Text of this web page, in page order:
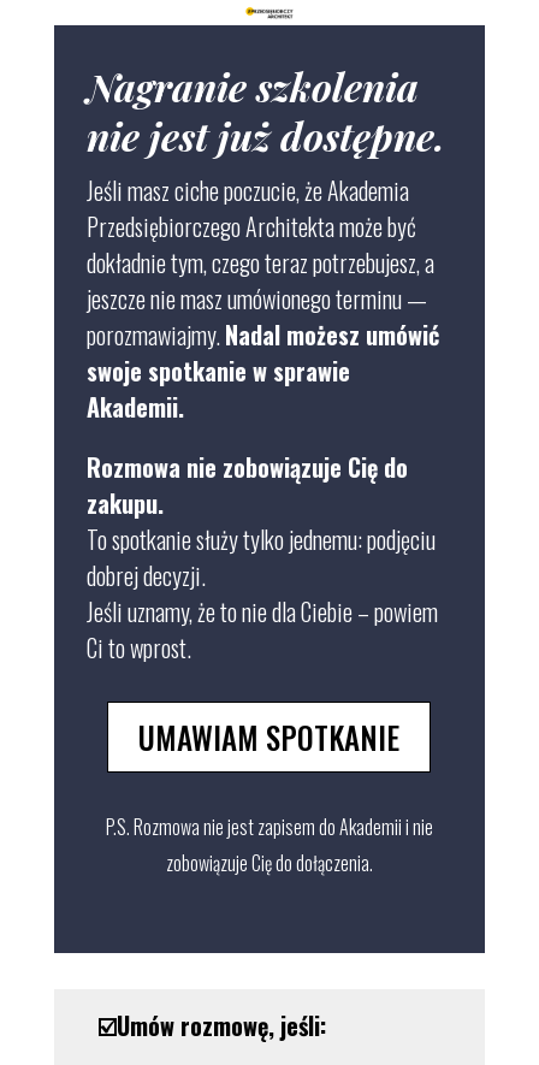
Nagranie szkolenia
nie jest już dostępne.
Jeślimasz ciche poczucie, że Akademia
Przedsiębiorczego Architekta może być
dokładnie tym, czego teraz potrzebujesz, a
jeszcze nie masz umówionego terminu —
porozmawiajmy.Nadal możesz umówić
swoje spotkanie w sprawie
Akademii.
Rozmowa nie zobowiązuje Cię do
zakupu.
To spotkanie służy tylko jednemu: podjęciu
dobrej decyzji.
Jeśli uznamy, że to nie dla Ciebie – powiem
Ci to wprost.
UMAWIAM SPOTKANIE
P.S. Rozmowa nie jest zapisem do Akademii i nie
zobowiązuje Cię do dołączenia.
☑️Umów rozmowę, jeśli: